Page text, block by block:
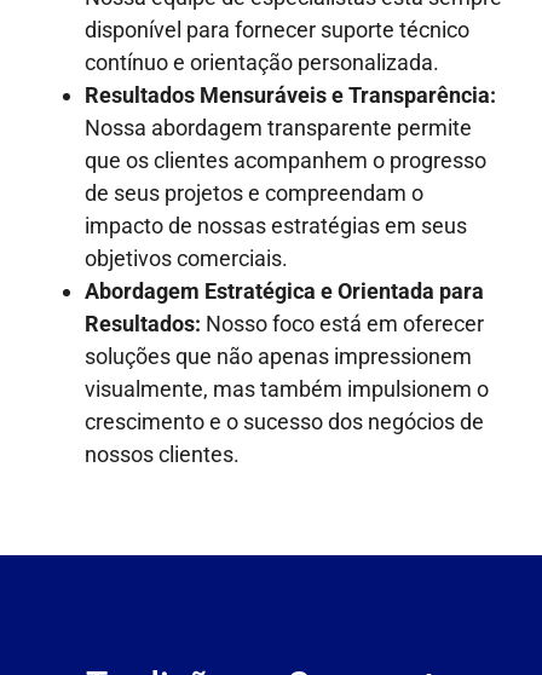
disponível para fornecer suporte técnico
contínuo e orientação personalizada.
Resultados Mensuráveis e Transparência:
Nossa abordagem transparente permite
que os clientes acompanhem o progresso
de seus projetos e compreendam o
impacto de nossas estratégias em seus
objetivos comerciais.
Abordagem Estratégica e Orientada para
Resultados: Nosso foco está em oferecer
soluções que não apenas impressionem
visualmente, mas também impulsionem o
crescimento e o sucesso dos negócios de
nossos clientes.